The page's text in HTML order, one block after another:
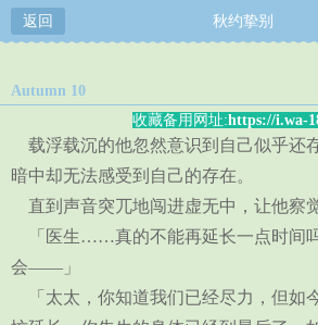
返回 秋约挚别
Autumn 10
收藏备用网址:https://i.wa-
载浮载沉的他忽然意识到自己似乎还
暗中却无法感受到自己的存在。
直到声音突兀地闯进虚无中，让他察觉
「医生……真的不能再延长一点时间
会——」
「太太，你知道我们已经尽力，但如